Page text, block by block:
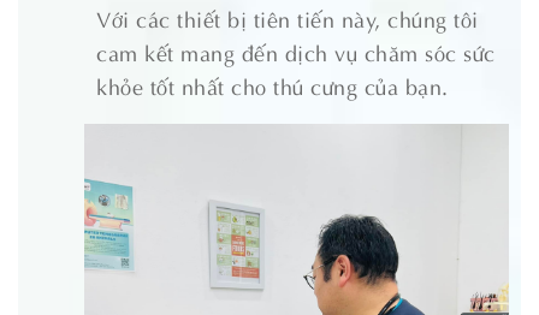
Với các thiết bị tiên tiến này, chúng tôi
cam kết mang đến dịch vụ chăm sóc sức
khỏe tốt nhất cho thú cưng của bạn.